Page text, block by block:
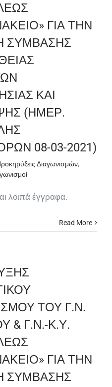
ΓΙΑ ΤΗΝ
ΣΥΜΒΑΣΗΣ
ΚΑΙ
(ΗΜΕΡ.
08-03-2021)
Διαγωνισμών,
λοιπά έγγραφα.
Read More
ΤΟΥ Γ.Ν.
& Γ.Ν.-Κ.Υ.
ΓΙΑ ΤΗΝ
ΣΥΜΒΑΣΗΣ